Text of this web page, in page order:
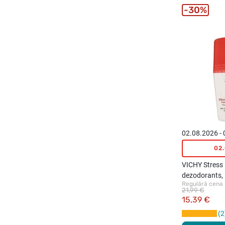
02.08.2026 -
VICHY
dezodorants,
Regulārā cena
15,39 €
21,99 €
2
30%